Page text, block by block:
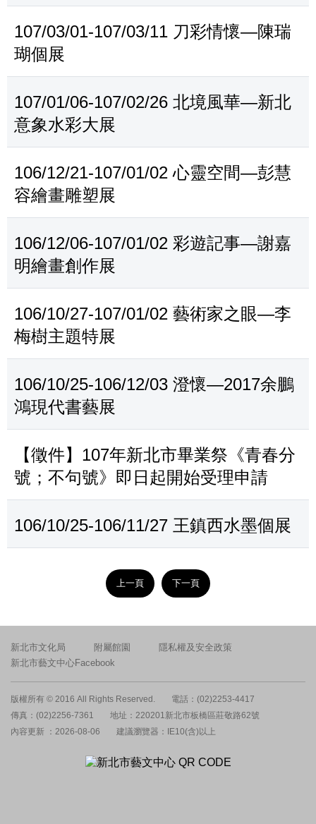
107/03/01-107/03/11 刀彩情懷—陳瑞
瑚個展
107/01/06-107/02/26 北境風華—新北
意象水彩大展
106/12/21-107/01/02 心靈空間—彭慧
容繪畫雕塑展
106/12/06-107/01/02 彩遊記事—謝嘉
明繪畫創作展
106/10/27-107/01/02 藝術家之眼—李
梅樹主題特展
106/10/25-106/12/03 澄懷—2017余鵬
鴻現代書藝展
【徵件】107年新北市畢業祭《青春分
號；不句號》即日起開始受理申請
106/10/25-106/11/27 王鎮西水墨個展
上一頁 下一頁
新北市文化局 附屬館園
隱私權及安全政策
新北市藝文中心Facebook
版權所有 © 2016 All Rights Reserved.
電話：(02)2253-4417
傳真：(02)2256-7361
地址：220201新北市板橋區莊敬路62號
內容更新 ：2026-08-06
建議瀏覽器：IE10(含)以上